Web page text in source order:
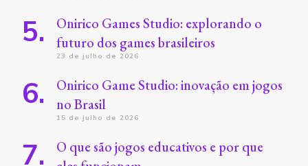
Onirico Games Studio: explorando o
futuro dos games brasileiros
23 de julho de 2026
Onirico Game Studio: inovação em jogos
no Brasil
15 de julho de 2026
O que são jogos educativos e por que